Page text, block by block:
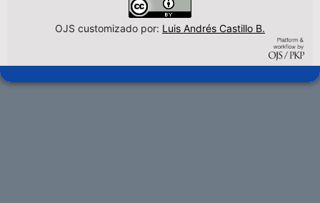
OJS customizado por: Luis Andrés Castillo B.